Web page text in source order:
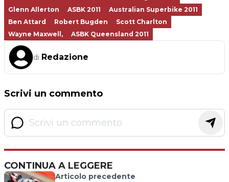
Glenn Allerton
ASBK 2011
Australian Superbike 2011
Ben Attard
Robert Bugden
Scott Charlton
Wayne Maxwell,
ASBK Queensland 2011
di Redazione
Scrivi un commento
CONTINUA A LEGGERE
Articolo precedente